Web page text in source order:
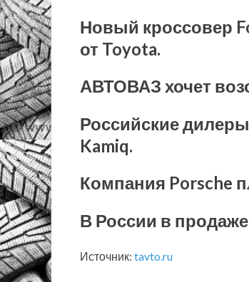
Новый кроссовер
от Toyota.
АВТОВАЗ хочет
Российские
Kamiq.
Компания Porsche
В России в
Источник: tavto.ru